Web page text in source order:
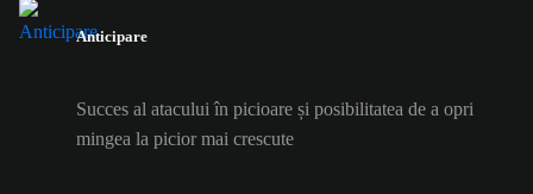
Anticipare
Succes al atacului în picioare și posibilitatea de a opri
mingea la picior mai crescute